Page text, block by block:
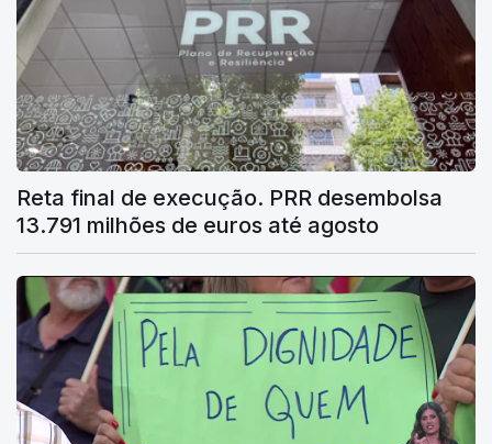
Reta final de execução. PRR desembolsa
13.791 milhões de euros até agosto